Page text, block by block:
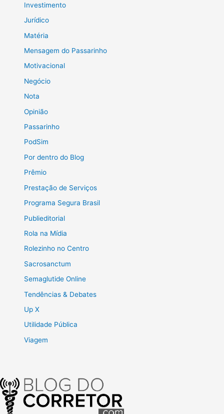
Investimento
Jurídico
Matéria
Mensagem do Passarinho
Motivacional
Negócio
Nota
Opinião
Passarinho
PodSim
Por dentro do Blog
Prêmio
Prestação de Serviços
Programa Segura Brasil
Publieditorial
Rola na Mídia
Rolezinho no Centro
Sacrosanctum
Semaglutide Online
Tendências & Debates
Up X
Utilidade Pública
Viagem